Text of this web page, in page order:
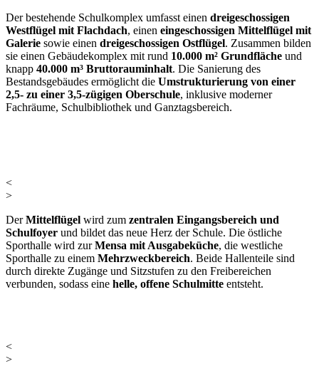
Der bestehende Schulkomplex umfasst einen dreigeschossigen
Westflügel mit Flachdach, einen eingeschossigen Mittelflügel mit
Galerie sowie einen dreigeschossigen Ostflügel. Zusammen bilden
sie einen Gebäudekomplex mit rund 10.000 m² Grundfläche und
knapp 40.000 m³ Bruttorauminhalt. Die Sanierung des
Bestandsgebäudes ermöglicht die Umstrukturierung von einer
2,5- zu einer 3,5-zügigen Oberschule, inklusive moderner
Fachräume, Schulbibliothek und Ganztagsbereich.
<
>
DerMittelflügel wird zum zentralen Eingangsbereich und
Schulfoyer und bildet das neue Herz der Schule. Die östliche
Sporthalle wird zurMensa mit Ausgabeküche, die westliche
Sporthalle zu einem Mehrzweckbereich. Beide Hallenteile sind
durch direkte Zugänge und Sitzstufen zu den Freibereichen
verbunden, sodass eine helle, offene Schulmitte entsteht.
<
>